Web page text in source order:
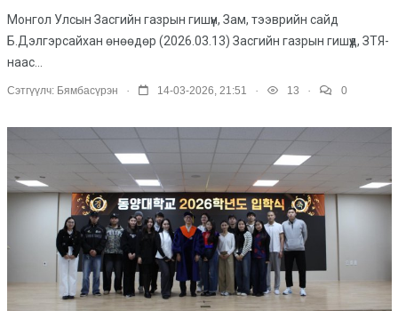
Монгол Улсын Засгийн газрын гишүүн, Зам, тээврийн сайд
Б.Дэлгэрсайхан өнөөдөр (2026.03.13) Засгийн газрын гишүүд, ЗТЯ-
наас...
Сэтгүүлч: Бямбасүрэн . 14-03-2026, 21:51 . 13 . 0